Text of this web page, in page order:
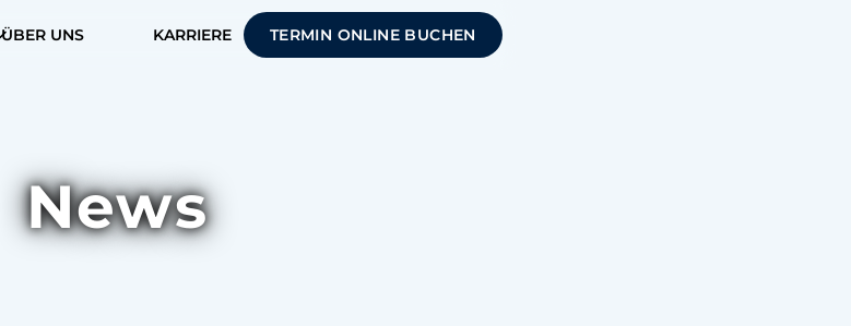
ÜBER UNS KARRIERE TERMIN ONLINE BUCHEN
News